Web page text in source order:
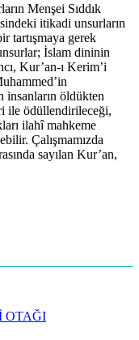
Menşei Sıddık
itikadi unsurların
tartışmaya gerek
İslam dininin
Kur’an-ı Kerim’i
insanların öldükten
ile ödüllendirileceği,
ilahî mahkeme
Çalışmamızda
sayılan Kur’an,
OTAĞI